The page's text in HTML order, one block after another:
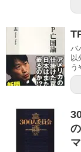
バ
以
う